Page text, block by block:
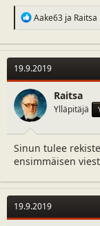
R
e
c
t
i
o
n
s
:
Aake63 ja Raitsa
19.9.2019
Raitsa
Ylläpitäjä
Sinun tulee
ensimmäisen
19.9.2019